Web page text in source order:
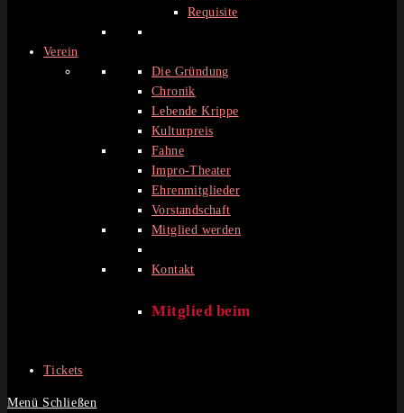
Requisite
Verein
Die Gründung
Chronik
Lebende Krippe
Kulturpreis
Fahne
Impro-Theater
Ehrenmitglieder
Vorstandschaft
Mitglied werden
Kontakt
Mitglied beim
Tickets
Menü Schließen